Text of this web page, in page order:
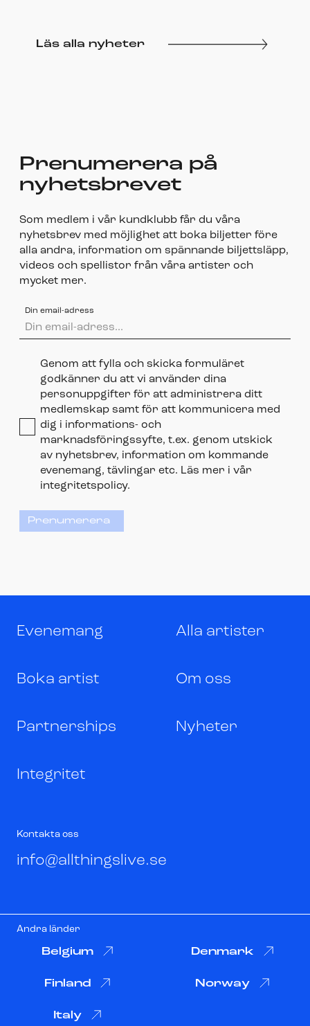
Läs alla nyheter
Prenumerera på
nyhetsbrevet
Som medlem i vår kundklubb får du våra
nyhetsbrev med möjlighet att boka biljetter före
alla andra, information om spännande biljettsläpp,
videos och spellistor från våra artister och
mycket mer.
Din email-adress
Genom att fylla och skicka formuläret
godkänner du att vi använder dina
personuppgifter för att administrera ditt
medlemskap samt för att kommunicera med
dig i informations- och
marknadsföringssyfte, t.ex. genom utskick
av nyhetsbrev, information om kommande
evenemang, tävlingar etc. Läs mer i vår
integritetspolicy.
Prenumerera
Evenemang Alla artister
Boka artist Om oss
Partnerships Nyheter
Integritet
Kontakta oss
info@allthingslive.se
Andra länder
Belgium Denmark
Finland Norway
Italy